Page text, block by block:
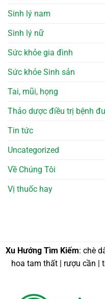
Sinh lý nam
Sinh lý nữ
Sức khỏe gia đình
Sức khỏe Sinh sản
Tai, mũi, họng
Thảo dược điều trị bệnh
Tin tức
Uncategorized
Về Chúng Tôi
Vị thuốc hay
Xu Hướng Tìm Kiếm: chè
hoa tam thất | rượu cần |